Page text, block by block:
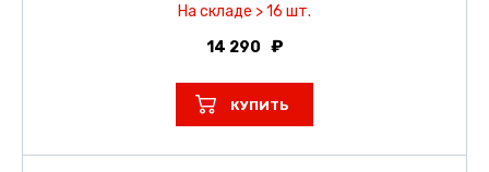
На складе > 16 шт.
14 290
КУПИТЬ